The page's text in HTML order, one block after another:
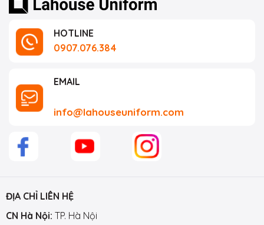
HOTLINE
0907.076.384
EMAIL
info@lahouseuniform.com
ĐỊA CHỈ LIÊN HỆ
CN Hà Nội: TP. Hà Nội